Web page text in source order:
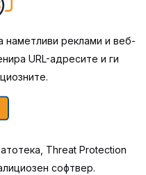
наметливи реклами и веб-
URL-адресите и ги
Threat Protection
софтвер.